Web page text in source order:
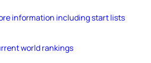
information including start lists
world rankings